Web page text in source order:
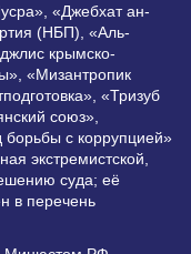
«Джебхат ан-
(НБП), «Аль-
крымско-
«Мизантропик
«Тризуб
союз»,
с коррупцией»
экстремистской,
суда; её
в перечень